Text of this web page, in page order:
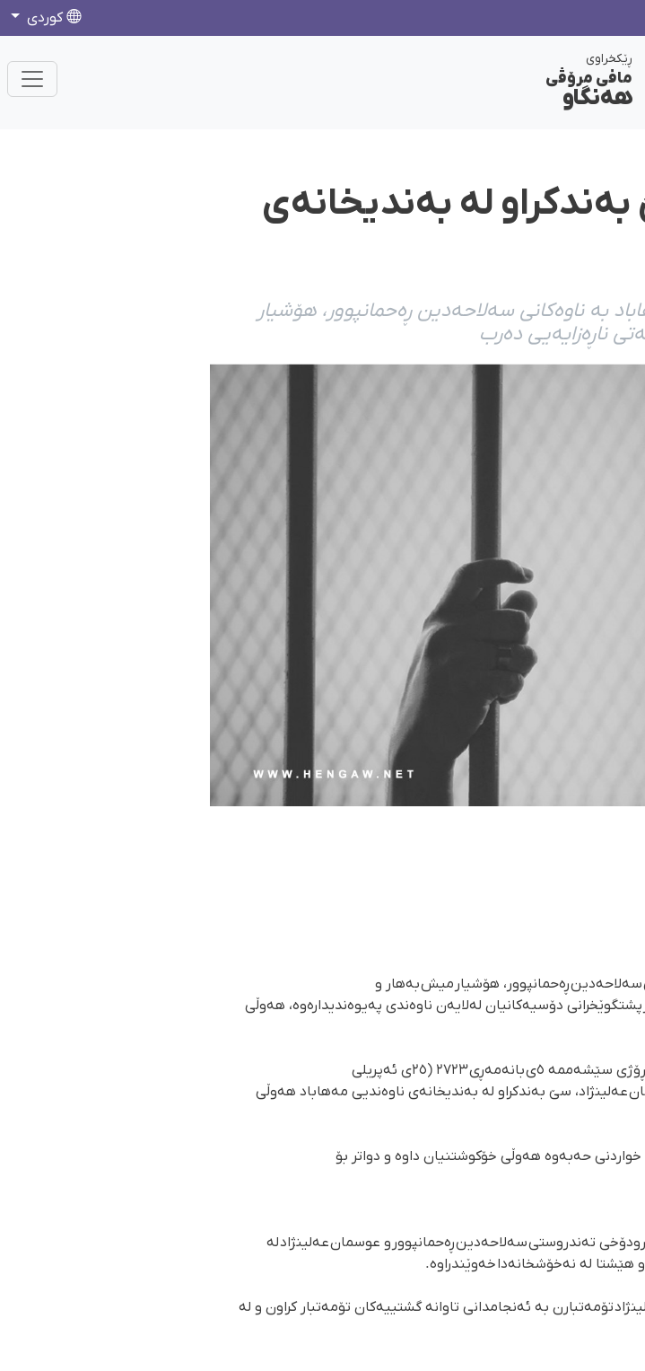
كوردی
ڕێکخراوی
مافی مرۆڤی
هەنگاو
لە بەندیخانەی
بە ناوەکانی سەلاحەدین ڕەحمانپوور، هۆشیار
ناڕەزایەیی دەرب
سەلاحەدین ڕەحمانپوور، هۆشیار میش بەهار و
پشتگوێخرانی دۆسیەکانیان لەلایەن ناوەندی پەیوەندیدارەوە، هەوڵی
بەپێی ڕاپۆرتی گەیشتوو بە ڕێکخراوی مافی مرۆڤی هەنگاو، ڕۆژی سێشەممە ٥ی بانەمەڕی ٢٧٢٣ (٢٥ی ئەپریلی
عەلینژاد، سێ بەندکراو لە بەندیخانەی ناوەندیی مەهاباد هەوڵی
حەبەوە هەوڵی خۆکوشتنیان داوە و دواتر بۆ
تەندروستی سەلاحەدین ڕەحمانپوور و عوسمان عەلینژاد لە
هێشتا لە نەخۆشخانەدا خەوێندراوە.
تۆمەتبارن بە ئەنجامدانی تاوانە گشتییەکان تۆمەتبار کراون و لە